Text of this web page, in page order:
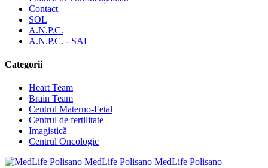
Contact
SOL
A.N.P.C.
A.N.P.C. - SAL
Categorii
Heart Team
Brain Team
Centrul Materno-Fetal
Centrul de fertilitate
Imagistică
Centrul Oncologic
MedLife Polisano MedLife Polisano